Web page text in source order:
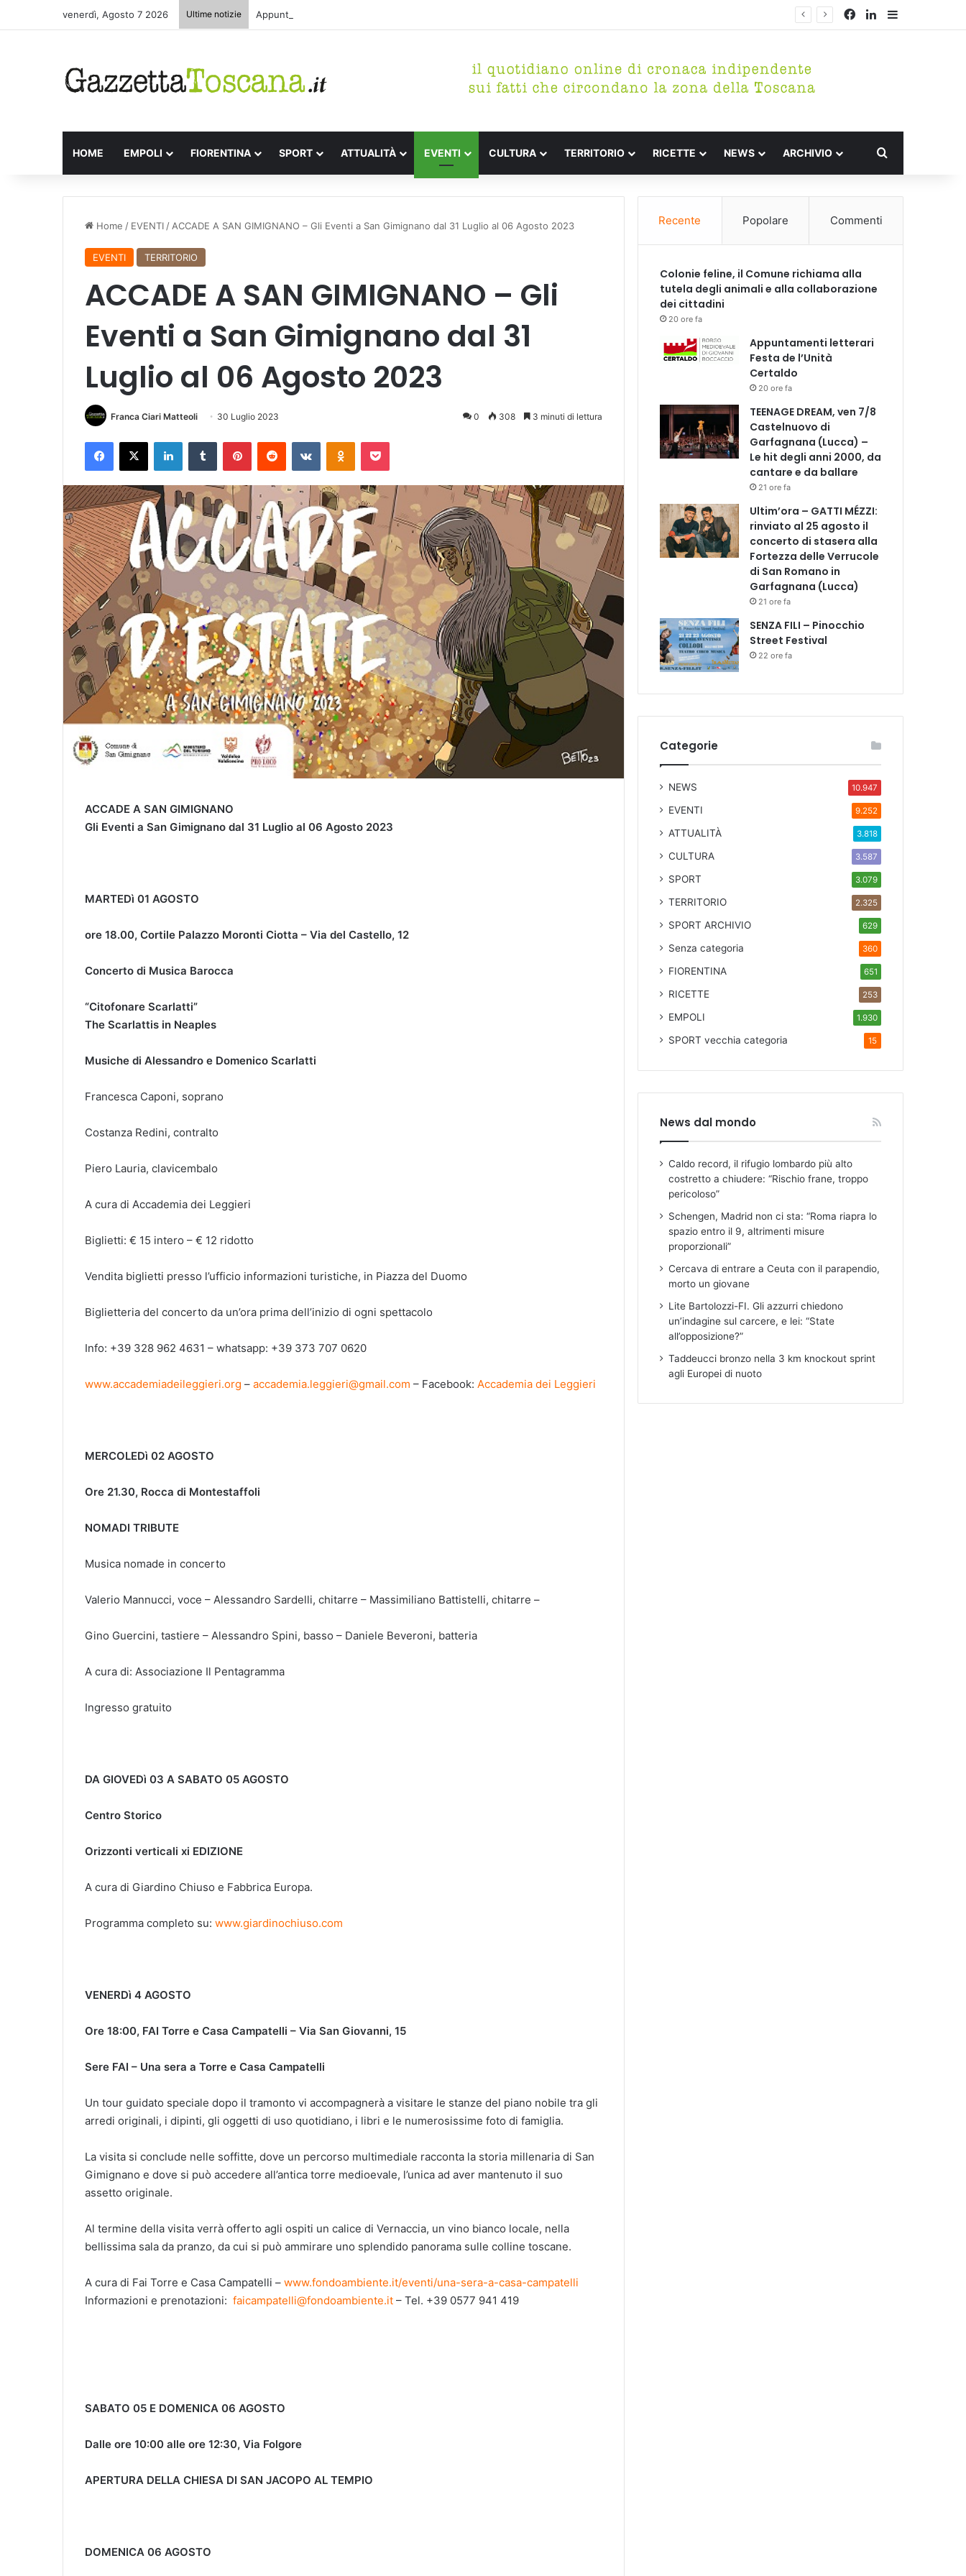
venerdì, Agosto 7 2026 Ultime notizie Appuntamenti letterari Festa de l’Unità Certaldo Facebook
LinkedIn
HOME EMPOLI FIORENTINA SPORT ATTUALITÀ EVENTI CULTURA TERRITORIO RICETTE NEWS ARCHIVIO
Home / EVENTI / ACCADE A SAN GIMIGNANO – Gli Eventi a San Gimignano dal 31 Luglio al 06 Agosto 2023
EVENTI TERRITORIO
ACCADE A SAN GIMIGNANO – Gli
Eventi a San Gimignano dal 31
Luglio al 06 Agosto 2023
Franca Ciari Matteoli 30 Luglio 2023 0 308 3 minuti di lettura
ACCADE A SAN GIMIGNANO
Gli Eventi a San Gimignano dal 31 Luglio al 06 Agosto 2023
MARTEDì 01 AGOSTO
ore 18.00, Cortile Palazzo Moronti Ciotta – Via del Castello, 12
Concerto di Musica Barocca
“Citofonare Scarlatti”
The Scarlattis in Neaples
Musiche di Alessandro e Domenico Scarlatti
Francesca Caponi, soprano
Costanza Redini, contralto
Piero Lauria, clavicembalo
A cura di Accademia dei Leggieri
Biglietti: € 15 intero – € 12 ridotto
Vendita biglietti presso l’ufficio informazioni turistiche, in Piazza del Duomo
Biglietteria del concerto da un’ora prima dell’inizio di ogni spettacolo
Info: +39 328 962 4631 – whatsapp: +39 373 707 0620
www.accademiadeileggieri.org – accademia.leggieri@gmail.com – Facebook: Accademia dei Leggieri
MERCOLEDì 02 AGOSTO
Ore 21.30, Rocca di Montestaffoli
NOMADI TRIBUTE
Musica nomade in concerto
Valerio Mannucci, voce – Alessandro Sardelli, chitarre – Massimiliano Battistelli, chitarre –
Gino Guercini, tastiere – Alessandro Spini, basso – Daniele Beveroni, batteria
A cura di: Associazione Il Pentagramma
Ingresso gratuito
DA GIOVEDì 03 A SABATO 05 AGOSTO
Centro Storico
Orizzonti verticali xi EDIZIONE
A cura di Giardino Chiuso e Fabbrica Europa.
Programma completo su: www.giardinochiuso.com
VENERDì 4 AGOSTO
Ore 18:00, FAI Torre e Casa Campatelli – Via San Giovanni, 15
Sere FAI – Una sera a Torre e Casa Campatelli
Un tour guidato speciale dopo il tramonto vi accompagnerà a visitare le stanze del piano nobile tra gli
arredi originali, i dipinti, gli oggetti di uso quotidiano, i libri e le numerosissime foto di famiglia.
La visita si conclude nelle soffitte, dove un percorso multimediale racconta la storia millenaria di San
Gimignano e dove si può accedere all’antica torre medioevale, l’unica ad aver mantenuto il suo
assetto originale.
Al termine della visita verrà offerto agli ospiti un calice di Vernaccia, un vino bianco locale, nella
bellissima sala da pranzo, da cui si può ammirare uno splendido panorama sulle colline toscane.
A cura di Fai Torre e Casa Campatelli – www.fondoambiente.it/eventi/una-sera-a-casa-campatelli
Informazioni e prenotazioni: faicampatelli@fondoambiente.it – Tel. +39 0577 941 419
SABATO 05 E DOMENICA 06 AGOSTO
Dalle ore 10:00 alle ore 12:30, Via Folgore
APERTURA DELLA CHIESA DI SAN JACOPO AL TEMPIO
DOMENICA 06 AGOSTO
Recente Popolare Commenti
Colonie feline, il Comune richiama alla
tutela degli animali e alla collaborazione
dei cittadini
20 ore fa
Appuntamenti letterari
Festa de l’Unità
Certaldo
20 ore fa
TEENAGE DREAM, ven 7/8
Castelnuovo di
Garfagnana (Lucca) –
Le hit degli anni 2000, da
cantare e da ballare
21 ore fa
Ultim’ora – GATTI MÉZZI:
rinviato al 25 agosto il
concerto di stasera alla
Fortezza delle Verrucole
di San Romano in
Garfagnana (Lucca)
21 ore fa
SENZA FILI – Pinocchio
Street Festival
22 ore fa
Categorie
NEWS 10.947
EVENTI 9.252
ATTUALITÀ 3.818
CULTURA 3.587
SPORT 3.079
TERRITORIO 2.325
SPORT ARCHIVIO 629
Senza categoria 360
FIORENTINA 651
RICETTE 253
EMPOLI 1.930
SPORTvecchia categoria 15
News dal mondo
Caldo record, il rifugio lombardo più alto
costretto a chiudere: “Rischio frane, troppo
pericoloso”
Schengen, Madrid non ci sta: “Roma riapra lo
spazio entro il 9, altrimenti misure
proporzionali”
Cercava di entrare a Ceuta con il parapendio,
morto un giovane
Lite Bartolozzi-FI. Gli azzurri chiedono
un’indagine sul carcere, e lei: “State
all’opposizione?”
Taddeucci bronzo nella 3 km knockout sprint
agli Europei di nuoto